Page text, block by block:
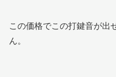
この価格でこの打鍵音が出
ん。